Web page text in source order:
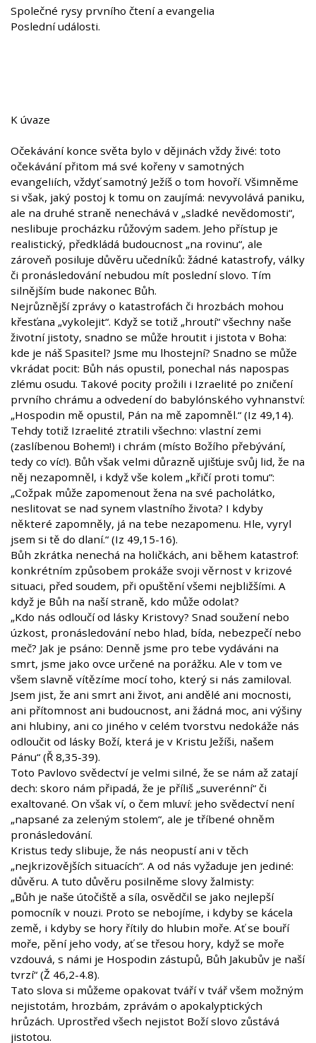
Společné rysy prvního čtení a evangelia
Poslední události.
K úvaze
Očekávání konce světa bylo v dějinách vždy živé: toto
očekávání přitom má své kořeny v samotných
evangeliích, vždyť samotný Ježíš o tom hovoří. Všimněme
si však, jaký postoj k tomu on zaujímá: nevyvolává paniku,
ale na druhé straně nenechává v „sladké nevědomosti“,
neslibuje procházku růžovým sadem. Jeho přístup je
realistický, předkládá budoucnost „na rovinu“, ale
zároveň posiluje důvěru učedníků: žádné katastrofy, války
či pronásledování nebudou mít poslední slovo. Tím
silnějším bude nakonec Bůh.
Nejrůznější zprávy o katastrofách či hrozbách mohou
křesťana „vykolejit“. Když se totiž „hroutí“ všechny naše
životní jistoty, snadno se může hroutit i jistota v Boha:
kde je náš Spasitel? Jsme mu lhostejní? Snadno se může
vkrádat pocit: Bůh nás opustil, ponechal nás napospas
zlému osudu. Takové pocity prožili i Izraelité po zničení
prvního chrámu a odvedení do babylónského vyhnanství:
„Hospodin mě opustil, Pán na mě zapomněl.“ (Iz 49,14).
Tehdy totiž Izraelité ztratili všechno: vlastní zemi
(zaslíbenou Bohem!) i chrám (místo Božího přebývání,
tedy co víc!). Bůh však velmi důrazně ujišťuje svůj lid, že na
něj nezapomněl, i když vše kolem „křičí proti tomu“:
„Cožpak může zapomenout žena na své pacholátko,
neslitovat se nad synem vlastního života? I kdyby
některé zapomněly, já na tebe nezapomenu. Hle, vyryl
jsem si tě do dlaní.“ (Iz 49,15-16).
Bůh zkrátka nenechá na holičkách, ani během katastrof:
konkrétním způsobem prokáže svoji věrnost v krizové
situaci, před soudem, při opuštění všemi nejbližšími. A
když je Bůh na naší straně, kdo může odolat?
„Kdo nás odloučí od lásky Kristovy? Snad soužení nebo
úzkost, pronásledování nebo hlad, bída, nebezpečí nebo
meč? Jak je psáno: Denně jsme pro tebe vydáváni na
smrt, jsme jako ovce určené na porážku. Ale v tom ve
všem slavně vítězíme mocí toho, který si nás zamiloval.
Jsem jist, že ani smrt ani život, ani andělé ani mocnosti,
ani přítomnost ani budoucnost, ani žádná moc, ani výšiny
ani hlubiny, ani co jiného v celém tvorstvu nedokáže nás
odloučit od lásky Boží, která je v Kristu Ježíši, našem
Pánu“ (Ř 8,35-39).
Toto Pavlovo svědectví je velmi silné, že se nám až zatají
dech: skoro nám připadá, že je příliš „suverénní“ či
exaltované. On však ví, o čem mluví: jeho svědectví není
„napsané za zeleným stolem“, ale je tříbené ohněm
pronásledování.
Kristus tedy slibuje, že nás neopustí ani v těch
„nejkrizovějších situacích“. A od nás vyžaduje jen jediné:
důvěru. A tuto důvěru posilněme slovy žalmisty:
„Bůh je naše útočiště a síla, osvědčil se jako nejlepší
pomocník v nouzi. Proto se nebojíme, i kdyby se kácela
země, i kdyby se hory řítily do hlubin moře. Ať se bouří
moře, pění jeho vody, ať se třesou hory, když se moře
vzdouvá, s námi je Hospodin zástupů, Bůh Jakubův je naší
tvrzí“ (Ž 46,2-4.8).
Tato slova si můžeme opakovat tváří v tvář všem možným
nejistotám, hrozbám, zprávám o apokalyptických
hrůzách. Uprostřed všech nejistot Boží slovo zůstává
jistotou.